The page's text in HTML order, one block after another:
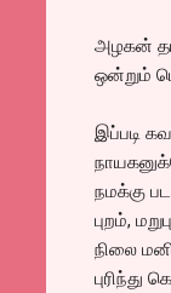
அழகன்
ஒன்றும்
இப்படி
நமக்கு
புறம்,
நிலை